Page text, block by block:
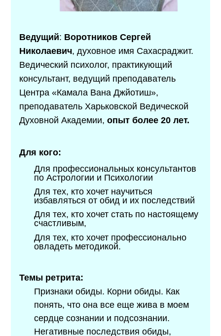
Ведущий: Воротников Сергей
Николаевич, духовное имя Сахасраджит.
Ведический психолог, практикующий
консультант, ведущий преподаватель
Центра «Камала Вана Джйотиш»,
преподаватель Харьковской Ведической
Духовной Академии,опыт более 20 лет.
Для кого:
Для профессиональных консультантов
по Астрологии и Психологии
Для тех, кто хочет научиться
избавляться от обид и их последствий
Для тех, кто хочет стать по настоящему
счастливым,
Для тех, кто хочет профессионально
овладеть методикой.
Темы ретрита:
Признаки обиды. Корни обиды. Как
понять, что она все еще жива в моем
сердце сознании и подсознании.
Негативные последствия обиды,